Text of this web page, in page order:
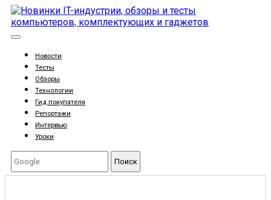
Новости
Тесты
Обзоры
Технологии
Гид покупателя
Репортажи
Интервью
Уроки
Поиск